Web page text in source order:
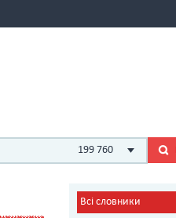
199 760
Всі словники